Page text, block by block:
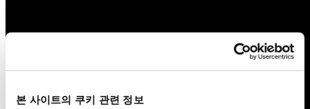
본 사이트의 쿠키 관련 정보